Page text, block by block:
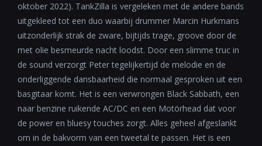
oktober 2022). TankZilla is vergeleken met de andere bands
uitgekleed tot een duo waarbij drummer Marcin Hurkmans
uitzonderlijk strak de zware, bijtijds trage, groove door de
met olie besmeurde nacht loodst. Door een slimme truc in
de sound verzorgt Peter tegelijkertijd de melodie en de
onderliggende dansbaarheid die normaal gesproken uit een
basgitaar komt. Het is een verwrongen Black Sabbath, een
naar benzine ruikende AC/DC en een Motörhead dat voor
de power en bluesy touches zorgt. Alles geheel afgeslankt
om in de bakvorm van een tweetal te passen. Het is een